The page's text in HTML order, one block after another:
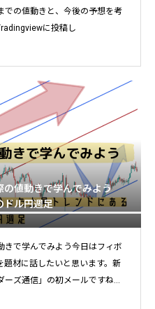
での値動きと、今後の予想を考
に投稿し
の値動きで学んでみよう
ドル円週足
きで学んでみよう今日はフィボ
題材に話したいと思います。新
ズ通信」の初メールですね。